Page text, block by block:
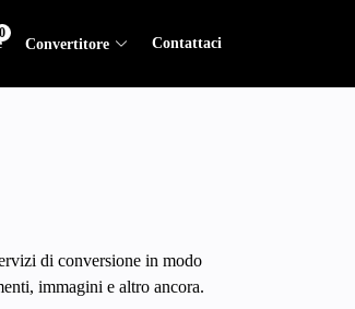
0
Convertitore Contattaci
di conversione in modo
immagini e altro ancora.